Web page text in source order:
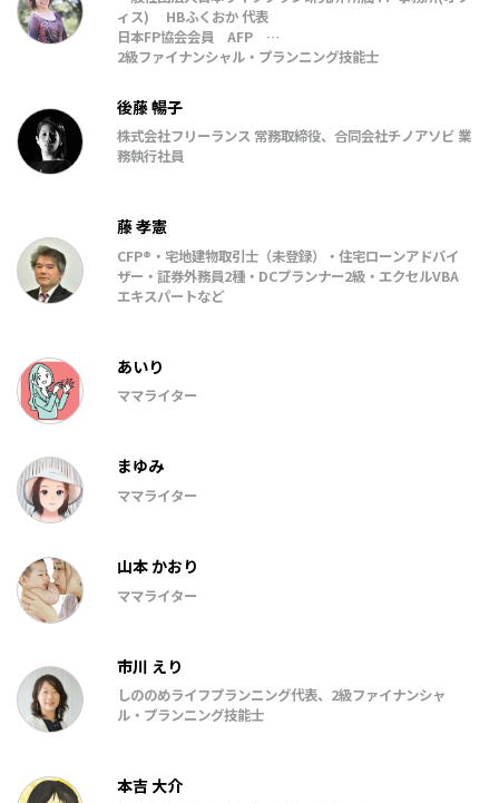
ィス) HBふくおか 代表
日本FP協会会員 AFP
2級ファイナンシャル・プランニング技能士
ップ・アドバイザー
J-FLEC 金融経済教育推進機構認定アドバイザー
一般社団法人日本ライフプラン研究所「家計と暮らしと住
まいの相談室」理事
後藤 暢子
株式会社フリーランス 常務取締役、合同会社チノアソビ 業
務執行社員
藤 孝憲
CFP®・宅地建物取引士（未登録）・住宅ローンアドバイ
ザー・証券外務員2種・DCプランナー2級・エクセルVBA
エキスパートなど
あいり
ママライター
まゆみ
ママライター
山本 かおり
ママライター
市川 えり
しののめライフプランニング代表、2級ファイナンシャ
ル・プランニング技能士
本吉 大介